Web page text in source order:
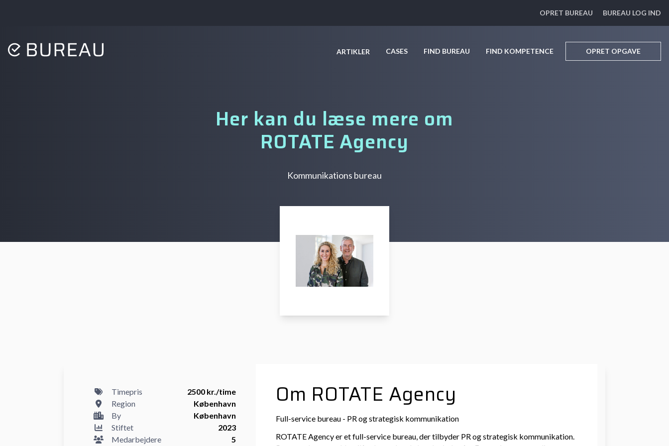
OPRET BUREAU BUREAU LOG IND
ARTIKLER CASES FIND BUREAU FIND KOMPETENCE OPRET OPGAVE
Her kan du læse mere om
ROTATE Agency
Kommunikations bureau
Timepris
2500 kr./time
Region
København
By
København
Stiftet
2023
Medarbejdere
5
Om ROTATE Agency
Full-service bureau - PR og strategisk kommunikation
ROTATE Agency er et full-service bureau, der tilbyder PR og strategisk kommunikation.